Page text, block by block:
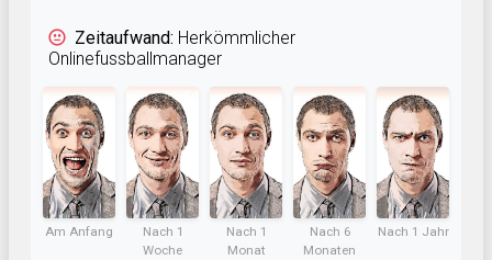
Zeitaufwand: Herkömmlicher
Onlinefussballmanager
Am Anfang
Nach 1
Woche
Nach 1
Monat
Nach 6
Monaten
Nach 1 Jahr